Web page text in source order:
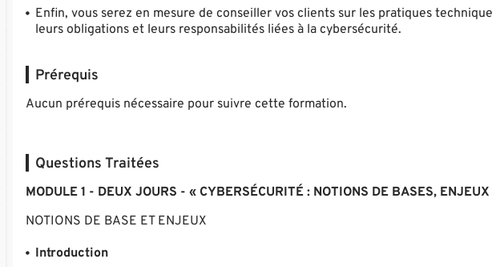
Enfin, vous serez en mesure de conseiller vos clients sur les pratiques
leurs obligations et leurs responsabilités liées à la cybersécurité.
Prérequis
Aucun prérequis nécessaire pour suivre cette formation.
Questions Traitées
MODULE 1 - DEUX JOURS - « CYBERSÉCURITÉ : NOTIONS DE BASES,
NOTIONS DE BASE ET ENJEUX
Introduction